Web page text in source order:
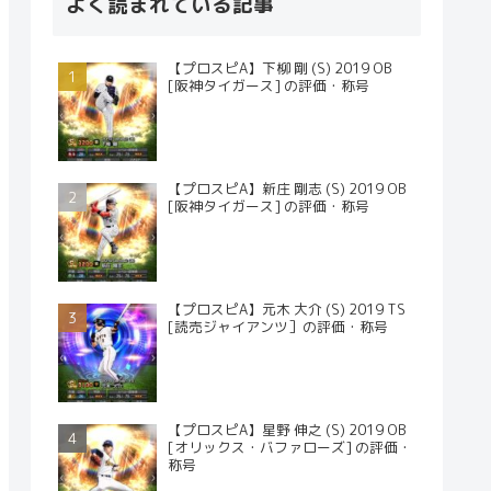
【プロスピA】下柳 剛 (S) 2019 OB
[阪神タイガース] の評価・称号
【プロスピA】新庄 剛志 (S) 2019 OB
[阪神タイガース] の評価・称号
【プロスピA】元木 大介 (S) 2019 TS
[読売ジャイアンツ］の評価・称号
【プロスピA】星野 伸之 (S) 2019 OB
[オリックス・バファローズ] の評価・
称号